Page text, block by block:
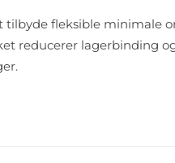
fleksible minimale
reducerer lagerbinding